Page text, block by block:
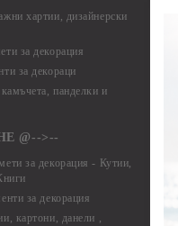
хартии, дизайнерски
за декорация
за декораци
панделки и
@-->--
за декорация - Кутии,
за декорация
картони, данели ,